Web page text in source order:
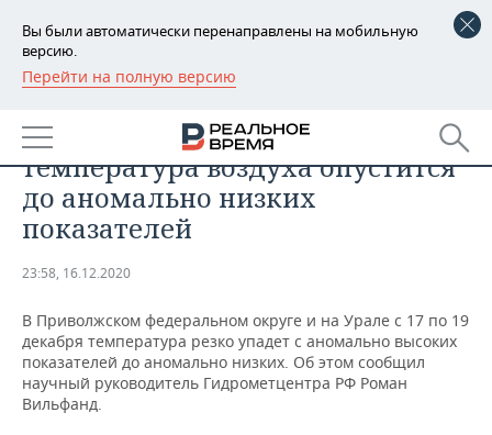
Вы были автоматически перенаправлены на мобильную
версию.
Перейти на полную версию
РЕГИОНЫ
БАШКОРТОСТАН
ТАТАРСТАН
УДМУРТИЯ
НОВОСТИ
АНАЛИТИКА
НОВОСТИ АНАЛИТИКИ
ДЕКЛАРАЦИИ О ДОХОДАХ
КОРОЛИ ГОСЗАКАЗА ПФО
ВУЗЫ ТАТАРСТАНА
ЭКОНОМИКА
НОВОСТИ ЭКОНОМИКИ
ФИНАНСЫ
БАНКИ
ПРОМЫШЛЕННОСТЬ
НОВОСТИ
ПРОМЫШЛЕННОСТИ
АГРОПРОМ
НЕДВИЖИМОСТЬ
НОВОСТИ НЕДВИЖИМОСТИ
АВТО
Гидрометцентр России: в ПФО
температура воздуха опустится
до аномально низких
показателей
23:58, 16.12.2020
В Приволжском федеральном округе и на Урале с 17 по 19
декабря температура резко упадет с аномально высоких
показателей до аномально низких. Об этом сообщил
научный руководитель Гидрометцентра РФ Роман
Вильфанд.